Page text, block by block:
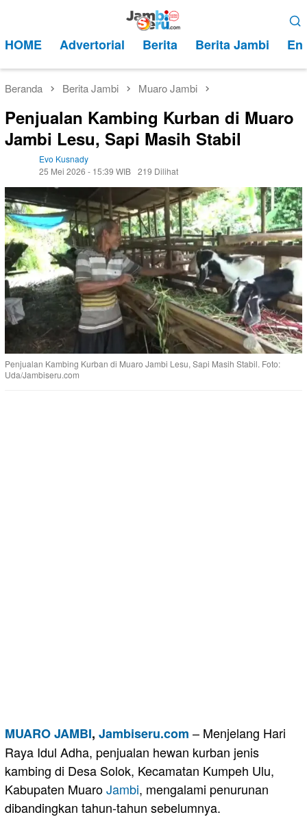
kontenMobile
HOME Advertorial Berita Berita Jambi
Beranda Berita Jambi Muaro Jambi
Penjualan Kambing Kurban di Muaro
Jambi Lesu, Sapi Masih Stabil
Evo Kusnady
25 Mei 2026 - 15:39 WIB 219 Dilihat
Penjualan Kambing Kurban di Muaro Jambi Lesu, Sapi Masih Stabil. Foto:
Uda/Jambiseru.com
MUARO JAMBI, Jambiseru.com – Menjelang Hari
Raya Idul Adha, penjualan hewan kurban jenis
kambing di Desa Solok, Kecamatan Kumpeh Ulu,
Kabupaten MuaroJambi, mengalami penurunan
dibandingkan tahun-tahun sebelumnya.